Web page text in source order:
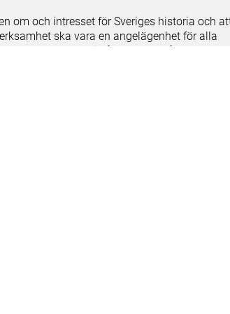
om och intresset för Sveriges historia och
ska vara en angelägenhet för alla
genom att söka i vår databas på nätet.